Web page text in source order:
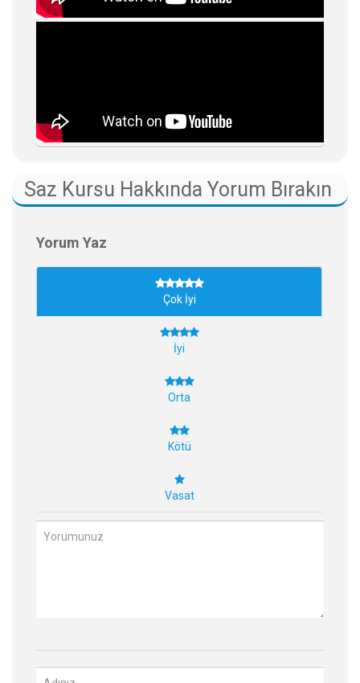
Saz Kursu Hakkında Yorum Bırakın
Yorum Yaz
Çok İyi
İyi
Orta
Kötü
Vasat